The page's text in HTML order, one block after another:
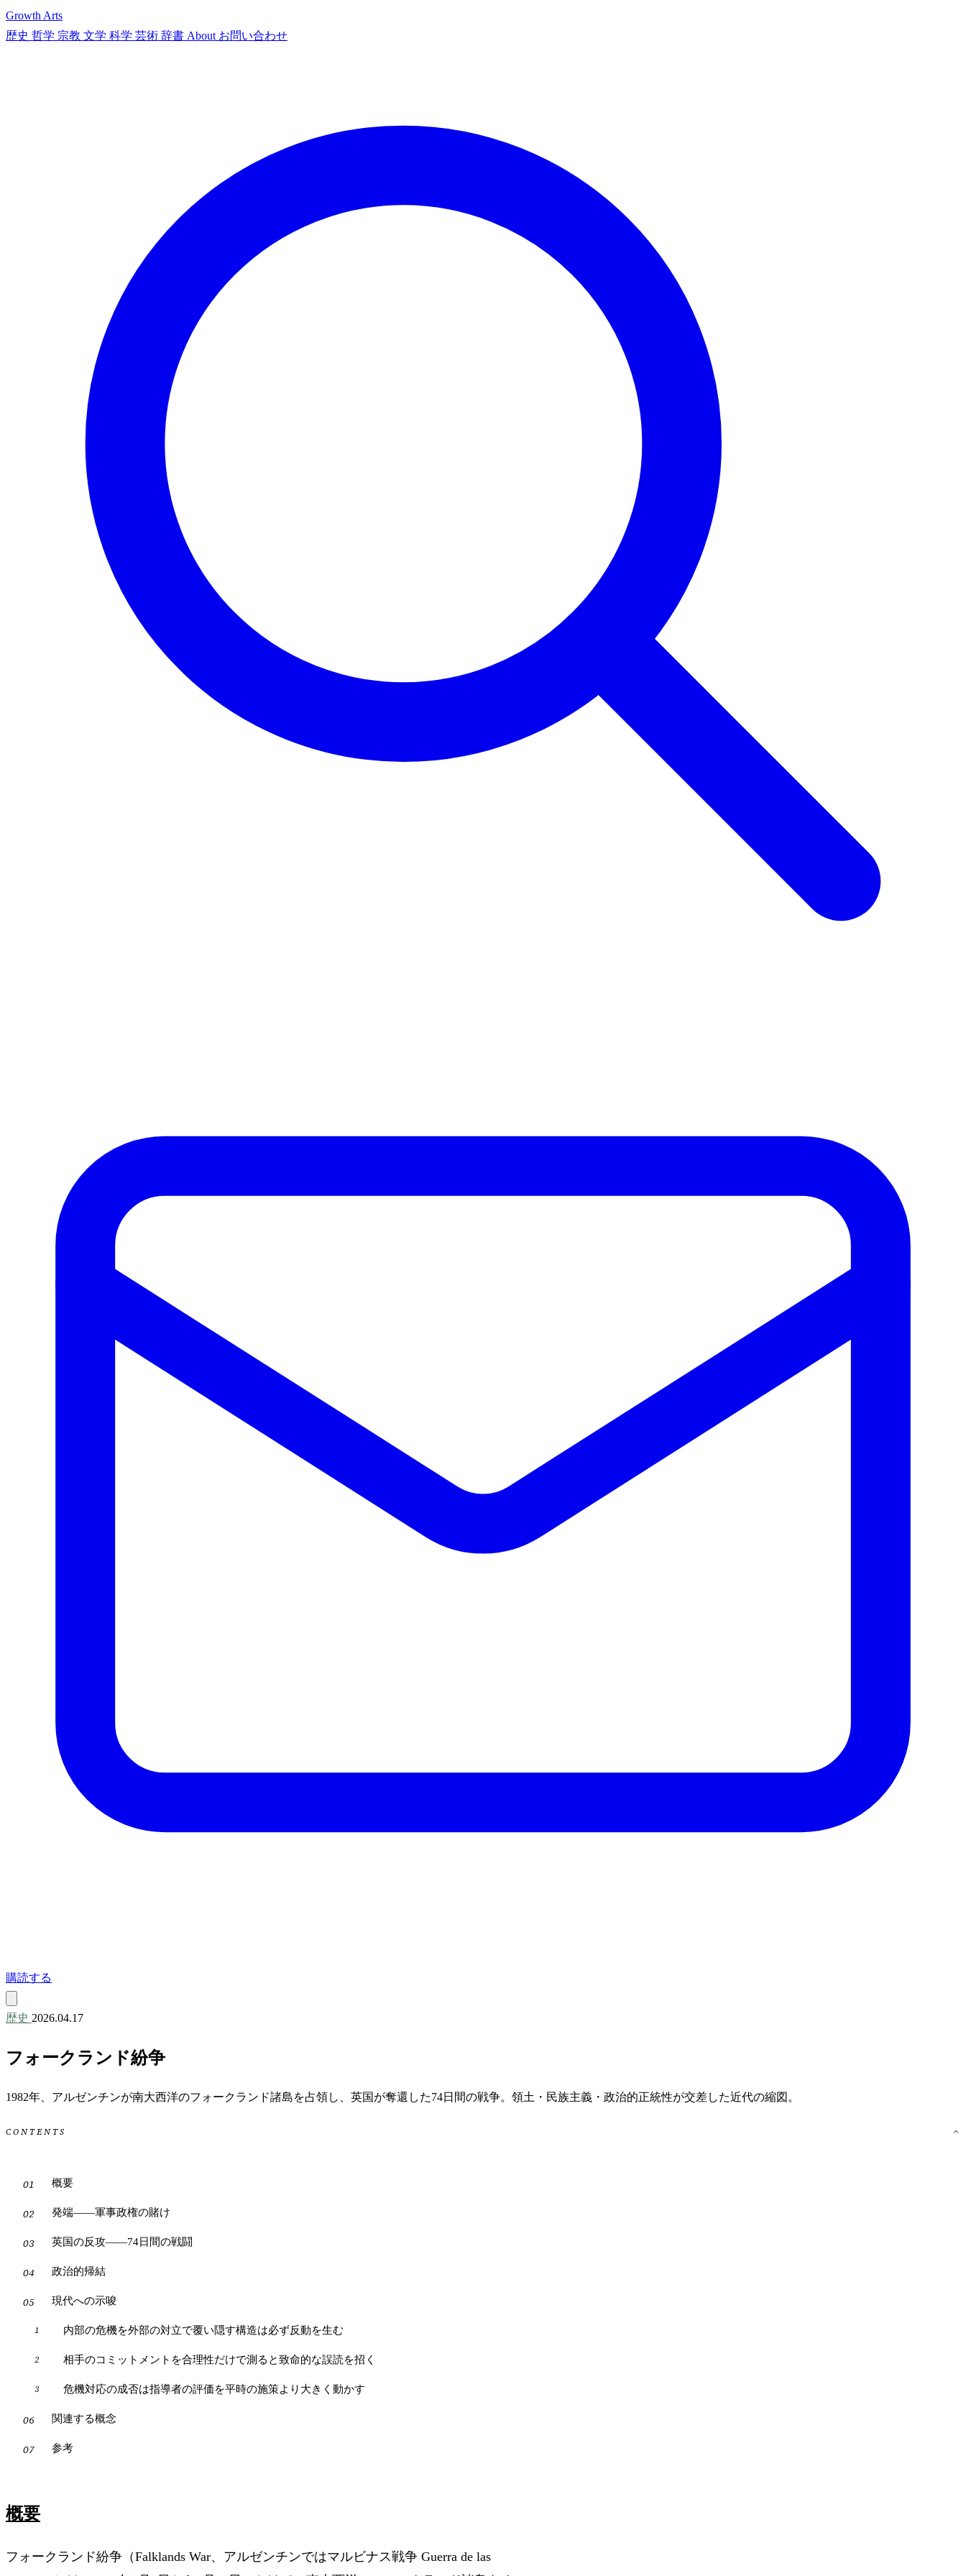
Growth Arts
歴史 哲学 宗教 文学 科学 芸術 辞書 About お問い合わせ
購読する
歴史 2026.04.17
フォークランド紛争
1982年、アルゼンチンが南大西洋のフォークランド諸島を占領し、英国が奪還した74日間の戦争。領土・民族主義・政治的正統性が交差した近代の縮図。
CONTENTS
概要
発端——軍事政権の賭け
英国の反攻——74日間の戦闘
政治的帰結
現代への示唆
内部の危機を外部の対立で覆い隠す構造は必ず反動を生む
相手のコミットメントを合理性だけで測ると致命的な誤読を招く
危機対応の成否は指導者の評価を平時の施策より大きく動かす
関連する概念
参考
概要
フォークランド紛争（Falklands War、アルゼンチンではマルビナス戦争 Guerra de las